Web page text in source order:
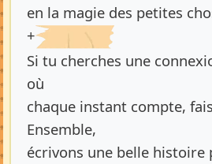
en la magie des petites
+
Si tu cherches une
où
chaque instant compte,
Ensemble,
écrivons une belle histoire